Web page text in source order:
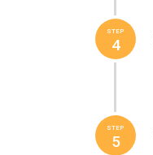
STEP
4
STEP
5